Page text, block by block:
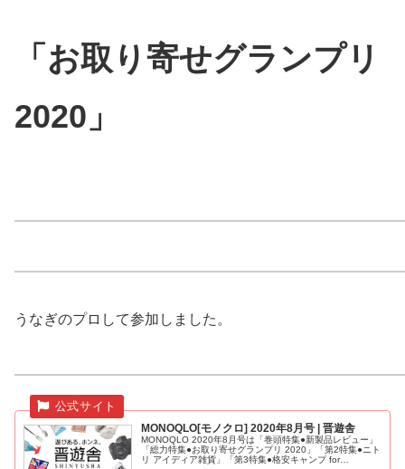
「お取り寄せグランプリ
2020」
うなぎのプロして参加しました。
MONOQLO[モノクロ] 2020年8月号 | 晋遊舎
MONOQLO 2020年8月号は「巻頭特集●新製品レビュー」
「総力特集●お取り寄せグランプリ 2020」「第2特集●ニト
リ アイディア雑貨」「第3特集●格安キャンプ for